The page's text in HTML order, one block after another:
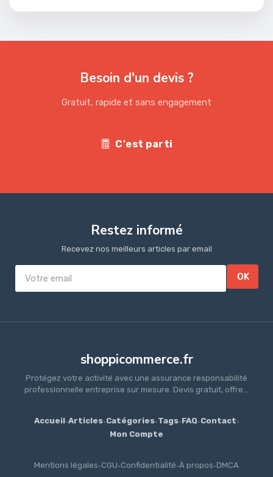
Besoin d'un devis ?
Gratuit, rapide et sans engagement
C'est parti
Restez informé
Recevez nos meilleurs articles par email
OK
shoppicommerce.fr
Protégez votre activité avec une assurance responsabilité
professionnelle entreprise sur mesure. Devis gratuit, offre...
Accueil·Articles·Catégories·Tags·FAQ·Contact·
Mon Compte
Mentions légales·CGU·Confidentialité·À propos·DMCA